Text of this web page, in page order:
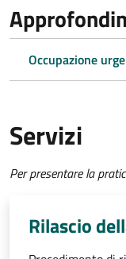
Occupazione
Servizi
Per presentare la
Rilascio